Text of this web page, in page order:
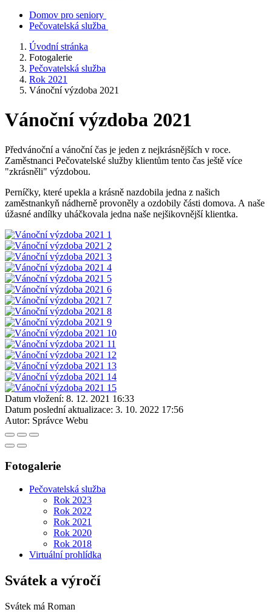
Domov pro seniory
Pečovatelská služba
Úvodní stránka
Fotogalerie
Pečovatelská služba
Rok 2021
Vánoční výzdoba 2021
Vánoční výzdoba 2021
Předvánoční a vánoční čas je jeden z nejkrásnějších v roce.
Zaměstnanci Pečovatelské služby klientům tento čas ještě více
"zkrásněli" výzdobou.
Perníčky, které upekla a krásně nazdobila jedna z našich
zaměstnankyň nádherně provoněly a ozdobily části domova. A naše
úžasné andílky uháčkovala jedna naše nejšikovnější klientka.
Datum vložení: 8. 12. 2021 16:33
Datum poslední aktualizace: 3. 10. 2022 17:56
Autor: Správce Webu
Fotogalerie
Pečovatelská služba
Rok 2023
Rok 2022
Rok 2021
Rok 2020
Rok 2018
Virtuální prohlídka
Svátek a výročí
Svátek má Roman